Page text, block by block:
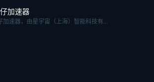
加速器
加速器，由星宇宙（上海）智能科技有...